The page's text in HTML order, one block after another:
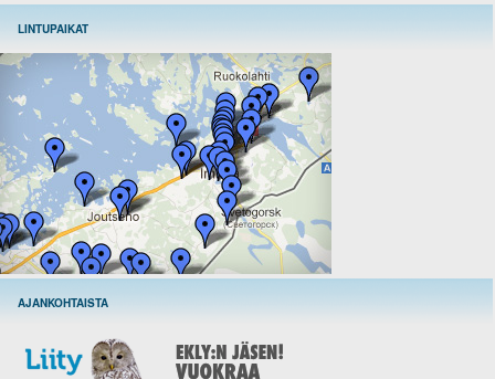
LINTUPAIKAT
AJANKOHTAISTA